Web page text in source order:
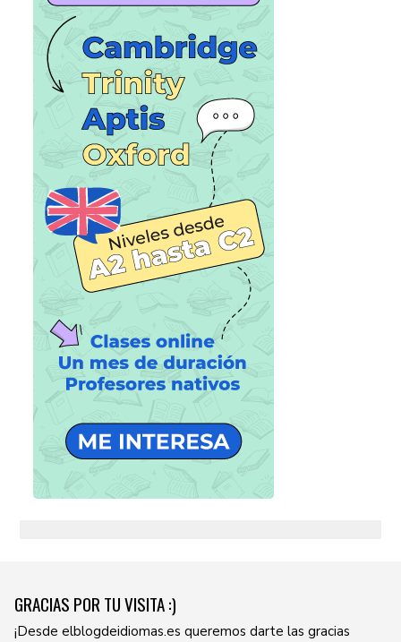
GRACIAS POR TU VISITA :)
¡Desde elblogdeidiomas.es queremos darte las gracias